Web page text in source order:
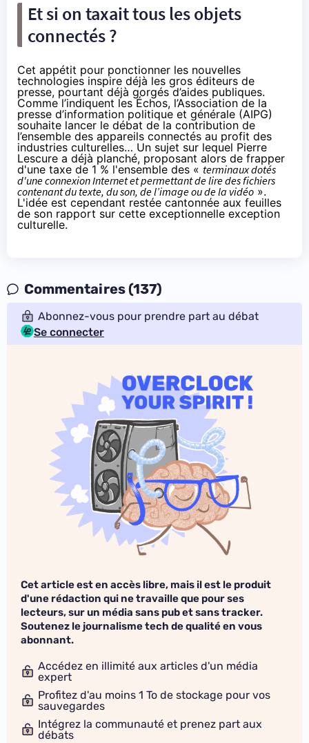
Et si on taxait tous lesobjets
connectés?
Cet appétit pour ponctionner les nouvelles
technologies inspire déjà les gros éditeurs de
presse, pourtant déjà gorgés d’aides publiques.
Comme l’indiquent les Échos, l’Association de la
presse d’information politique et générale (AIPG)
souhaite lancer le débat de la contribution de
l’ensemble des appareils connectés au profit des
industries culturelles… Un sujet sur lequel Pierre
Lescure a déjà planché, proposant alors de frapper
d'une taxe de 1 % l'ensemble des « terminaux dotés
d'une connexion Internet et permettant de lire des fichiers
contenant du texte, du son, de l’image ou de la vidéo ».
L'idée est cependant restée cantonnée aux feuilles
de son rapport sur cette exceptionnelle exception
culturelle.
Commentaires (137)
Abonnez-vous pour prendre part au débat
Se connecter
Cet article est en accès libre, mais il est le produit
d'une rédaction qui ne travaille que pour ses
lecteurs, sur un média sans pub et sans tracker.
Soutenez le journalisme tech de qualité en vous
abonnant.
Accédez en illimité aux articles d'un média
expert
Profitez d'au moins 1 To de stockage pour vos
sauvegardes
Intégrez la communauté et prenez part aux
débats